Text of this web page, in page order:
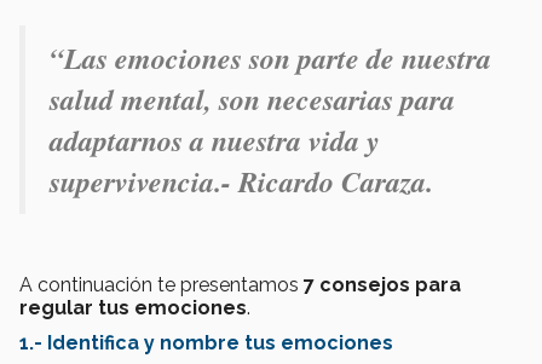
“Las emociones son parte de nuestra
salud mental, son necesarias para
adaptarnos a nuestra vida y
supervivencia.- Ricardo Caraza.
A continuación te presentamos 7 consejos para
regular tus emociones.
1.- Identifica y nombre tus emociones